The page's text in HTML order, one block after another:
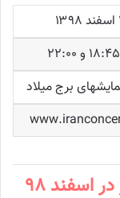
برج میلاد
اسفند ۹۸